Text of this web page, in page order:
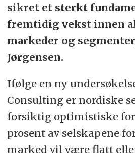
sikret et sterkt
fremtidig vekst innen
markeder og
Jørgensen.
Ifølge en ny
Consulting er nordiske
forsiktig optimistiske for
prosent av selskapene
marked vil være flatt